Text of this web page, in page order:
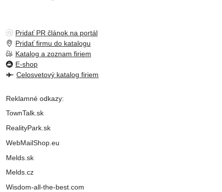
Pridať PR článok na portál
Pridať firmu do katalogu
Katalog a zoznam firiem
E-shop
Celosvetový katalog firiem
Reklamné odkazy:
TownTalk.sk
RealityPark.sk
WebMailShop.eu
Melds.sk
Melds.cz
Wisdom-all-the-best.com